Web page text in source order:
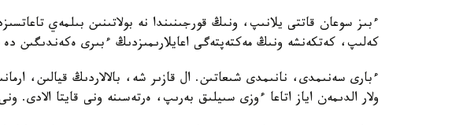
ءبىز سوعان قاتتى يلانىپ، ونىڭ قورجىنىندا نە بولاتىنىن بىلمەي
كەلىپ، كەتكەنشە ونىڭ مەكتەپتەگى اعايلارىمىزدىڭ ءبىرى ەكەندىگىن دە
ءبارى سەنىمدى، نانىمدى شىعاتىن. ال قازىر شە، بالالاردىڭ قيالىن،
ولار الدىمەن اياز اتاعا ءوزى سىيلىق بەرىپ، ەرتەسىنە ونى قايتا الادى.